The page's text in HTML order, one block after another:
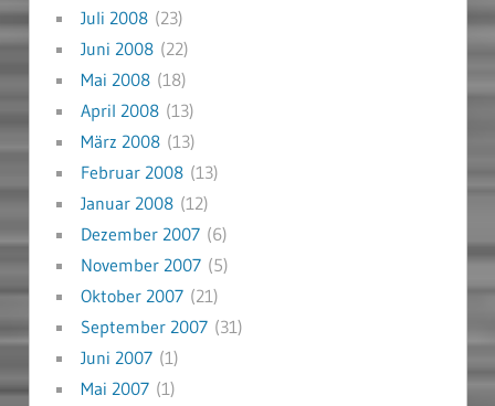
Juli 2008(23)
Juni 2008(22)
Mai 2008(18)
April 2008(13)
März 2008(13)
Februar 2008(13)
Januar 2008(12)
Dezember 2007(6)
November 2007(5)
Oktober 2007(21)
September 2007(31)
Juni 2007(1)
Mai 2007(1)